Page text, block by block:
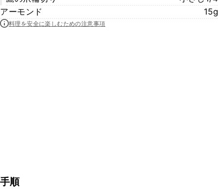
アーモンド
15g
料理を安全に楽しむための注意事項
手順